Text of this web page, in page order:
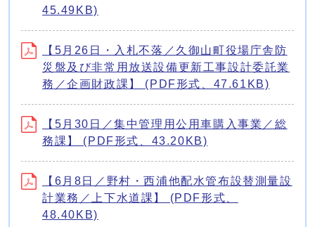
45.49KB)
【5月26日・入札不落／久御山町役場庁舎防
災盤及び非常用放送設備更新工事設計委託業
務／企画財政課】 (PDF形式、47.61KB)
【5月30日／集中管理用公用車購入事業／総
務課】 (PDF形式、43.20KB)
【6月8日／野村・西浦他配水管布設替測量設
計業務／上下水道課】 (PDF形式、
48.40KB)